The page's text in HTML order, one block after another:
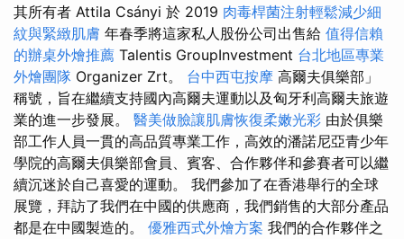
其所有者 Attila Csányi 於 2019 肉毒桿菌注射輕鬆減少細
紋與緊緻肌膚 年春季將這家私人股份公司出售給 值得信賴
的辦桌外燴推薦 Talentis GroupInvestment 台北地區專業
外燴團隊 Organizer Zrt。 台中西屯按摩 高爾夫俱樂部」
稱號，旨在繼續支持國內高爾夫運動以及匈牙利高爾夫旅遊
業的進一步發展。 醫美做臉讓肌膚恢復柔嫩光彩 由於俱樂
部工作人員一貫的高品質專業工作，高效的潘諾尼亞青少年
學院的高爾夫俱樂部會員、賓客、合作夥伴和參賽者可以繼
續沉迷於自己喜愛的運動。 我們參加了在香港舉行的全球
展覽，拜訪了我們在中國的供應商，我們銷售的大部分產品
都是在中國製造的。 優雅西式外燴方案 我們的合作夥伴之